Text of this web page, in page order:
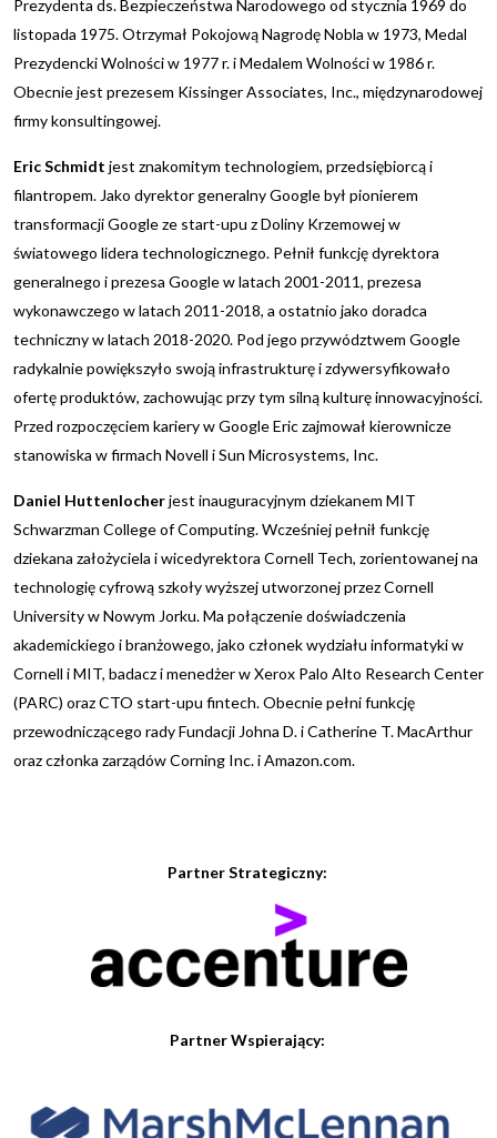
Prezydenta ds. Bezpieczeństwa Narodowego od stycznia 1969 do
listopada 1975. Otrzymał Pokojową Nagrodę Nobla w 1973, Medal
Prezydencki Wolności w 1977 r. i Medalem Wolności w 1986 r.
Obecnie jest prezesem Kissinger Associates, Inc., międzynarodowej
firmy konsultingowej.
Eric Schmidt jest znakomitym technologiem, przedsiębiorcą i
filantropem. Jako dyrektor generalny Google był pionierem
transformacji Google ze start-upu z Doliny Krzemowej w
światowego lidera technologicznego. Pełnił funkcję dyrektora
generalnego i prezesa Google w latach 2001-2011, prezesa
wykonawczego w latach 2011-2018, a ostatnio jako doradca
techniczny w latach 2018-2020. Pod jego przywództwem Google
radykalnie powiększyło swoją infrastrukturę i zdywersyfikowało
ofertę produktów, zachowując przy tym silną kulturę innowacyjności.
Przed rozpoczęciem kariery w Google Eric zajmował kierownicze
stanowiska w firmach Novell i Sun Microsystems, Inc.
Daniel Huttenlocherjest inauguracyjnym dziekanem MIT
Schwarzman College of Computing. Wcześniej pełnił funkcję
dziekana założyciela i wicedyrektora Cornell Tech, zorientowanej na
technologię cyfrową szkoły wyższej utworzonej przez Cornell
University w Nowym Jorku. Ma połączenie doświadczenia
akademickiego i branżowego, jako członek wydziału informatyki w
Cornell i MIT, badacz i menedżer w Xerox Palo Alto Research Center
(PARC) oraz CTO start-upu fintech. Obecnie pełni funkcję
przewodniczącego rady Fundacji Johna D. i Catherine T. MacArthur
oraz członka zarządów Corning Inc. iAmazon.com.
Partner Strategiczny:
Partner Wspierający: